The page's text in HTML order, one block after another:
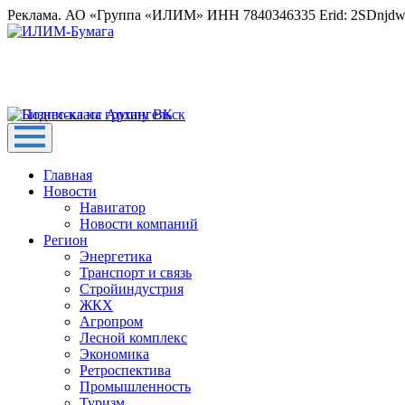
Реклама. АО «Группа «ИЛИМ» ИНН 7840346335 Erid:
Главная
Новости
Навигатор
Новости компаний
Регион
Энергетика
Транспорт и связь
Стройиндустрия
ЖКХ
Агропром
Лесной комплекс
Экономика
Ретроспектива
Промышленность